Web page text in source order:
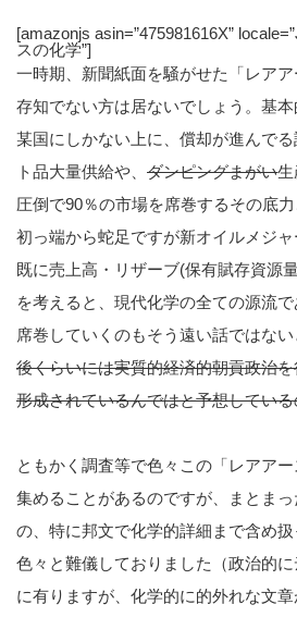
[amazonjs asin=”475981616X”
スの化学”]
一時期、新聞紙面を騒がせた「レア
存知でない方は居ないでしょう。基
某国にしかない上に、償却が進んで
ト品大量供給や、 ダンピングまがい生
圧倒で90％の市場を席巻するその底力
初っ端から蛇足ですが新オイルメジ
既に売上高・リザーブ(保有賦存資源
を考えると、現代化学の全ての源流
席巻していくのもそう遠い話ではない
後くらいには実質的経済的朝貢政治
形成されているんではと予想してい
ともかく調査等で色々この「レアア
集めることがあるのですが、まとま
の、特に邦文で化学的詳細まで含め扱
色々と難儀しておりました（政治的
に有りますが、化学的に的外れな文